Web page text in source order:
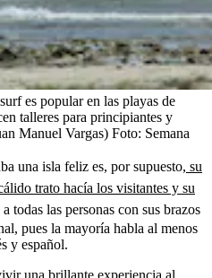
es popular en las playas de
talleres para principiantes y
Manuel Vargas) Foto: Semana
una isla feliz es, por supuesto, su
trato hacía los visitantes y su
todas las personas con sus brazos
pues la mayoría habla al menos
y español.
una brillante experiencia al